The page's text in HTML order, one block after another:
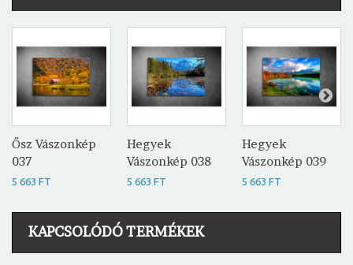
Ősz Vászonkép
037
5 663 FT
Hegyek
Vászonkép 038
5 663 FT
Hegyek
Vászonkép 039
5 663 FT
KAPCSOLÓDÓ TERMÉKEK